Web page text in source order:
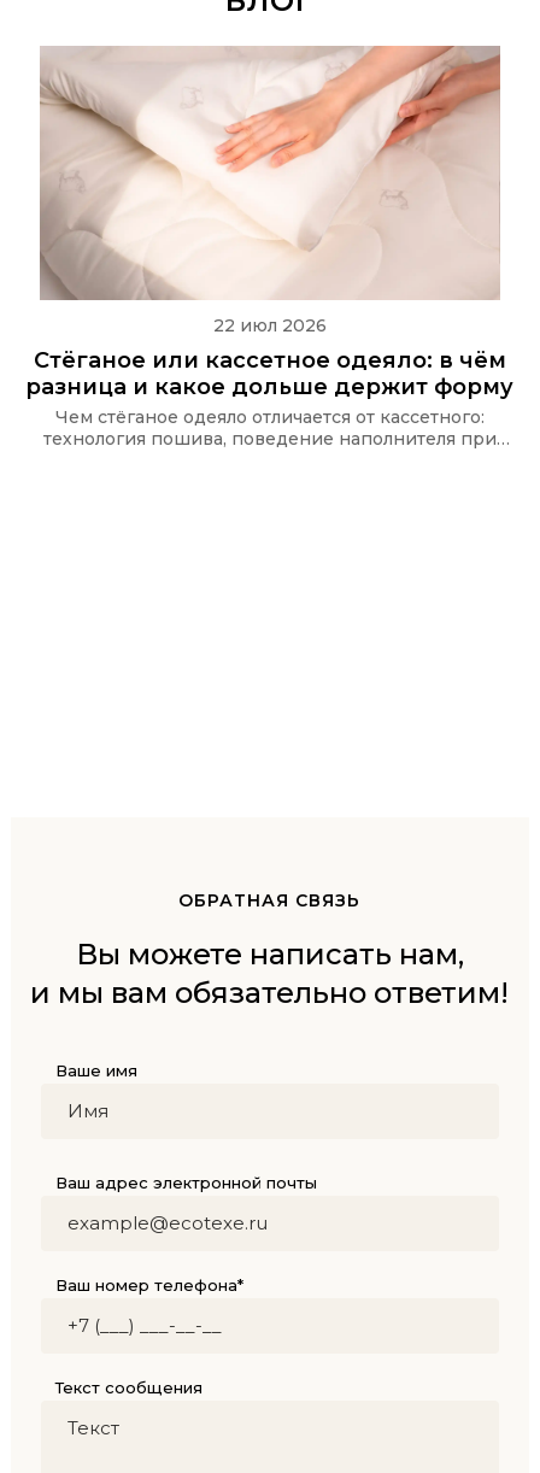
22 июл 2026
Стёганое или кассетное одеяло: в чём
разница и какое дольше держит форму
Чем стёганое одеяло отличается от кассетного:
технология пошива, поведение наполнителя при
ОБРАТНАЯ СВЯЗЬ
Вы можете написать нам,
и мы вам обязательно ответим!
Ваше имя
Ваш адрес электронной почты
Ваш номер телефона*
Текст сообщения